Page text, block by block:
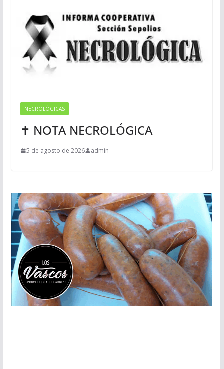
NECROLÓGICAS
✝ NOTA NECROLÓGICA
5 de agosto de 2026 admin